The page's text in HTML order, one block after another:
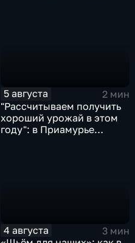
5 августа
2 мин
"Рассчитываем получить
хороший урожай в этом
году": в Приамурье
4 августа
3 мин